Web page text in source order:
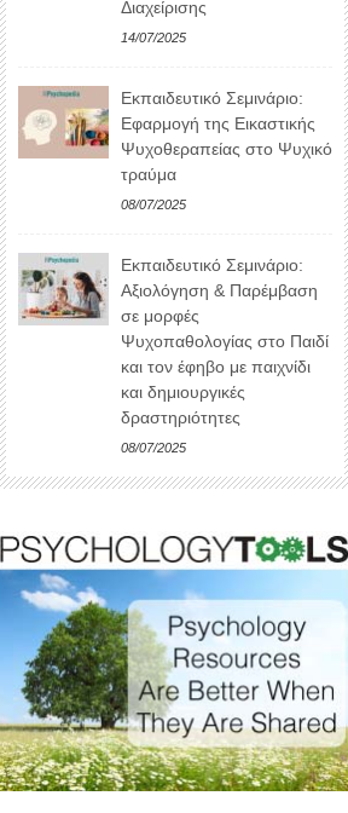
Διαχείρισης
14/07/2025
Εκπαιδευτικό Σεμινάριο:
Εφαρμογή της Εικαστικής
Ψυχοθεραπείας στο Ψυχικό
τραύμα
08/07/2025
Εκπαιδευτικό Σεμινάριο:
Αξιολόγηση & Παρέμβαση
σε μορφές
Ψυχοπαθολογίας στο Παιδί
και τον έφηβο με παιχνίδι
και δημιουργικές
δραστηριότητες
08/07/2025